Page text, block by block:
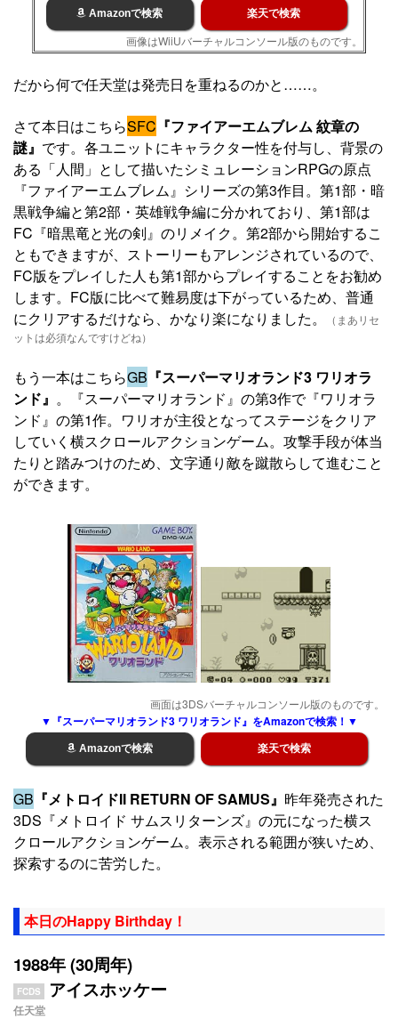
Amazonで検索 楽天で検索
画像はWiiUバーチャルコンソール版のものです。
だから何で任天堂は発売日を重ねるのかと……。
さて本日はこちらSFC 『ファイアーエムブレム 紋章の
謎』 です。各ユニットにキャラクター性を付与し、背景の
ある「人間」として描いたシミュレーションRPGの原点
『ファイアーエムブレム』シリーズの第3作目。第1部・暗
黒戦争編と第2部・英雄戦争編に分かれており、第1部は
FC『暗黒竜と光の剣』のリメイク。第2部から開始するこ
ともできますが、ストーリーもアレンジされているので、
FC版をプレイした人も第1部からプレイすることをお勧め
します。FC版に比べて難易度は下がっているため、普通
にクリアするだけなら、かなり楽になりました。
（まあリセ
ットは必須なんですけどね）
もう一本はこちらGB 『スーパーマリオランド3 ワリオラ
ンド』 。『スーパーマリオランド』の第3作で『ワリオラ
ンド』の第1作。ワリオが主役となってステージをクリア
していく横スクロールアクションゲーム。攻撃手段が体当
たりと踏みつけのため、文字通り敵を蹴散らして進むこと
ができます。
画面は3DSバーチャルコンソール版のものです。
▼『スーパーマリオランド3 ワリオランド』をAmazonで検索！▼
Amazonで検索 楽天で検索
GB 『メトロイドII RETURN OF SAMUS』 昨年発売された
3DS『メトロイド サムスリターンズ』の元になった横ス
クロールアクションゲーム。表示される範囲が狭いため、
探索するのに苦労した。
本日のHappy Birthday！
1988年 (30周年)
FCDS アイスホッケー
任天堂